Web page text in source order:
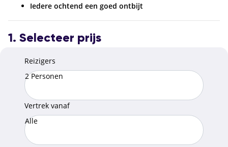
Iedere ochtend een goed ontbijt
1. Selecteer prijs
Reizigers
2 Personen
Vertrek vanaf
Alle